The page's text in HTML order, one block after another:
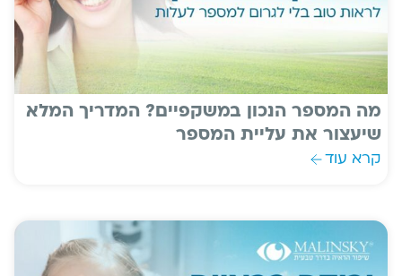
מה המספר הנכון במשקפיים? המדריך המלא
שיעצור את עליית המספר
קרא עוד